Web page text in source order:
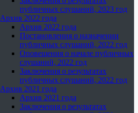
публичных слушаний, 2023 год
Архив 2022 года
Архив 2022 года
Постановления о назначении
публичных слушаний, 2022 год
Оповещения о начале публичных
слушаний, 2022 год
Заключения о результатах
публичных слушаний, 2022 год
Архив 2021 года
Архив 2021 года
Заключения о результатах